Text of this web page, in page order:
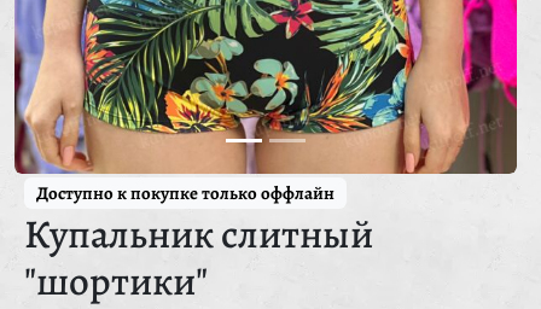
Доступно к покупке только оффлайн
Купальник слитный
"шортики"